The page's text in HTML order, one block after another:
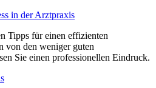
in der Arztpraxis
Tipps für einen effizienten
von den weniger guten
Sie einen professionellen Eindruck.